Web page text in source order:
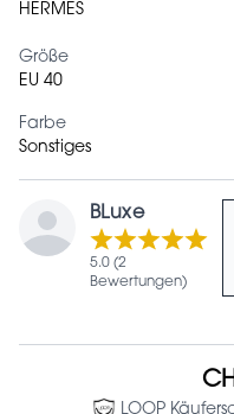
HERMES
Größe
EU 40
Farbe
Sonstiges
BLuxe
5.0 (2
Bewertungen)
LOOP